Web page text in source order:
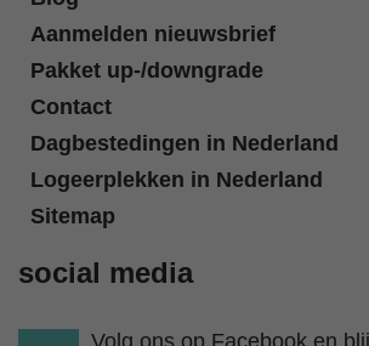
Aanmelden nieuwsbrief
Pakket up-/downgrade
Contact
Dagbestedingen in Nederland
Logeerplekken in Nederland
Sitemap
social media
Volg ons op Facebook en